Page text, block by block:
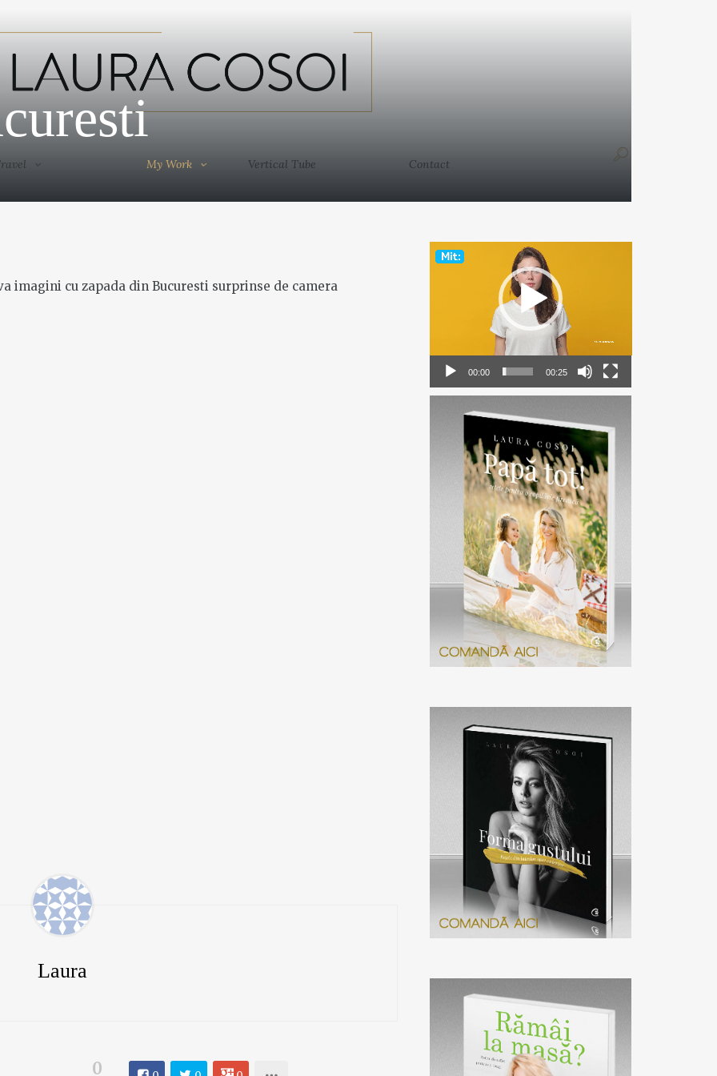
Travel My Work
My Work Vertical Tube Contact
imagini cu zapada din Bucuresti surprinse de camera
Laura
0
Video
00:00 00:25